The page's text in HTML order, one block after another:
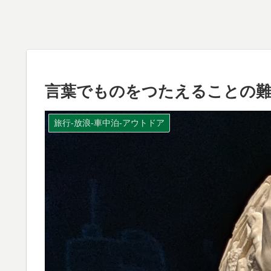
言葉でものをつたえることの
旅行-放浪-車中泊-アウトドア